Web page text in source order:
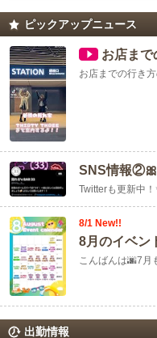
ピックアップニュース
お店まで
お店までの行き
SNS情報②🎀
Twitterも更新中
8/1 New!!
8月のイベン
こんばんは🌆7月
出勤情報